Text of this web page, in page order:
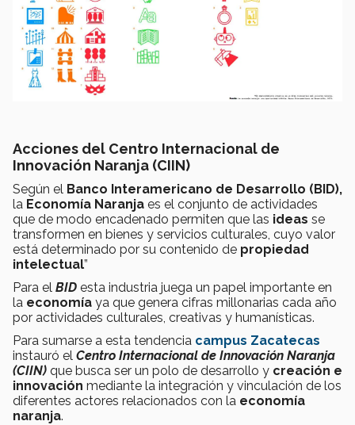
Acciones del Centro Internacional de
Innovación Naranja (CIIN)
Según el Banco Interamericano de Desarrollo (BID),
la Economía Naranja es el conjunto de actividades
que de modo encadenado permiten que las ideas se
transformen en bienes y servicios culturales, cuyo valor
está determinado por su contenido de propiedad
intelectual”
Para el BID esta industria juega un papel importante en
la economía ya que genera cifras millonarias cada año
por actividades culturales, creativas y humanísticas.
Para sumarse a esta tendencia campus Zacatecas
instauró el Centro Internacional de Innovación Naranja
(CIIN) que busca ser un polo de desarrollo y creación e
innovación mediante la integración y vinculación de los
diferentes actores relacionados con la economía
naranja.